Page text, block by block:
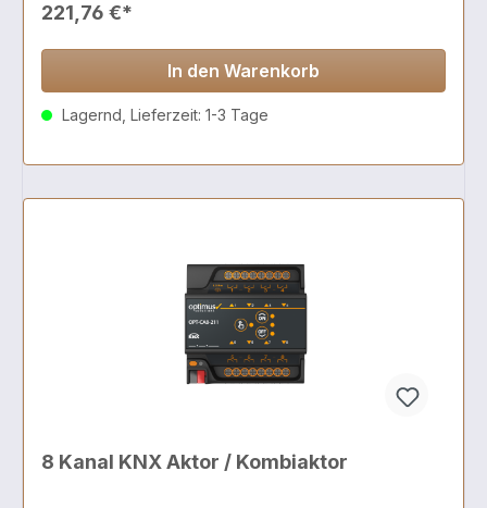
221,76 €*
In den Warenkorb
Lagernd, Lieferzeit: 1-3 Tage
8 Kanal KNX Aktor / Kombiaktor